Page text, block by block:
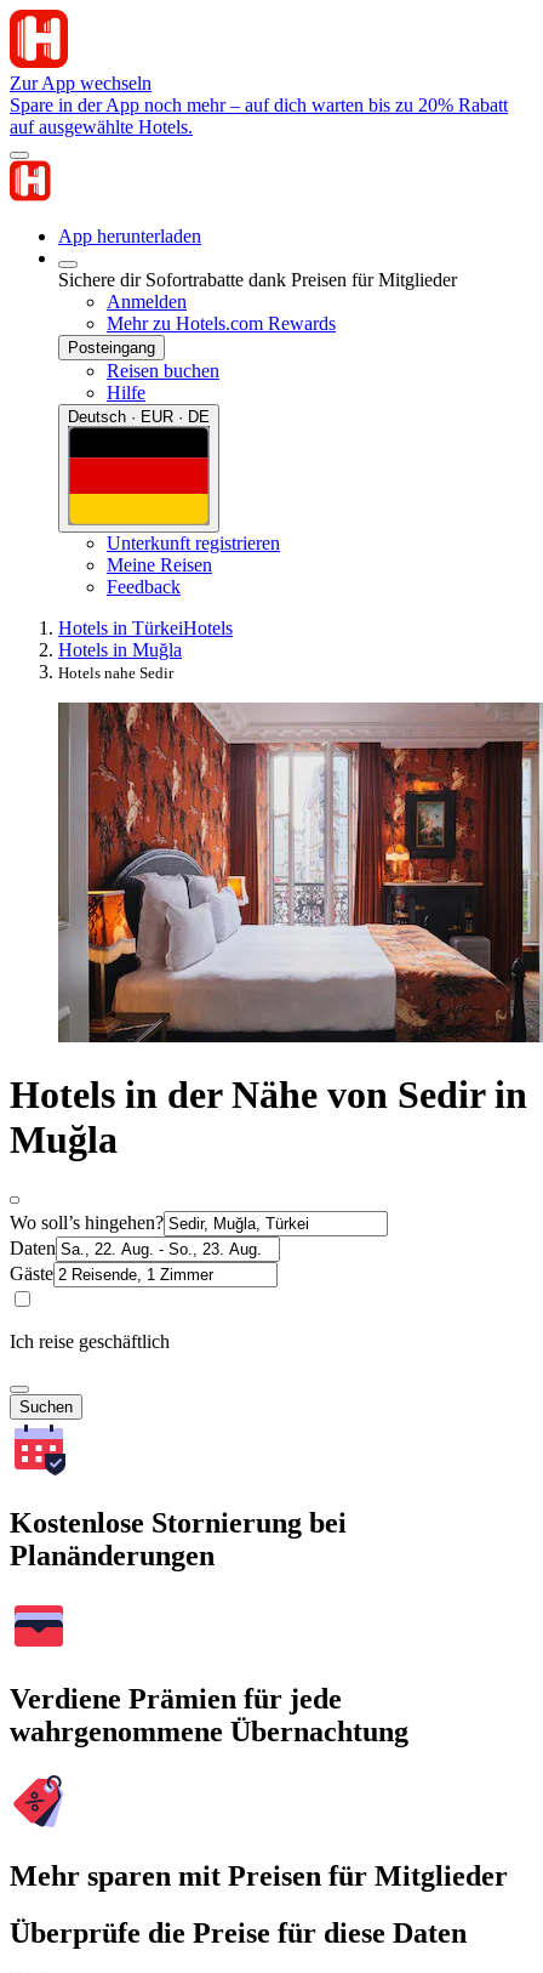
Zur App wechseln
Spare in der App noch mehr – auf dich warten bis zu 20% Rabatt
auf ausgewählte Hotels.
App herunterladen
Sichere dir Sofortrabatte dank Preisen für Mitglieder
Anmelden
Mehr zu Hotels.com Rewards
Posteingang
Reisen buchen
Hilfe
Deutsch · EUR · DE
Unterkunft registrieren
Meine Reisen
Feedback
Hotels in TürkeiHotels
Hotels in Muğla
Hotels nahe Sedir
Hotels in der Nähe von Sedir in
Muğla
Wo soll’s hingehen?
Daten
Gäste
Ich reise geschäftlich
Suchen
Kostenlose Stornierung bei
Planänderungen
Verdiene Prämien für jede
wahrgenommene Übernachtung
Mehr sparen mit Preisen für Mitglieder
Überprüfe die Preise für diese Daten